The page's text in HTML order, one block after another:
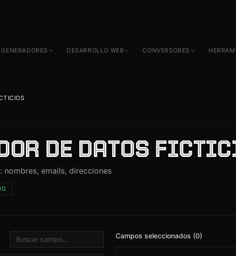
GENERADORES DESARROLLO WEB CONVERSORES
DE DATOS
nombres, emails, direcciones
Campos seleccionados (0)